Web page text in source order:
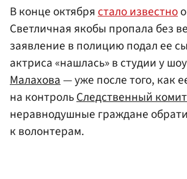
В конце октябрястало известно
Светличная якобы пропала без
заявление в полицию подал ее
актриса «нашлась» в студии у
Малахова— уже после того, как
на контрольСледственный
неравнодушные граждане
к волонтерам.